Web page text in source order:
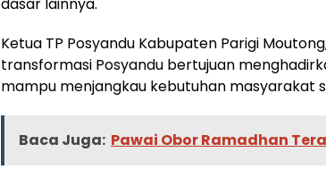
Ketua TP Posyandu Kabupaten Parigi
transformasi Posyandu bertujuan
mampu menjangkau kebutuhan masyarakat
Baca Juga: Pawai Obor Ramadhan